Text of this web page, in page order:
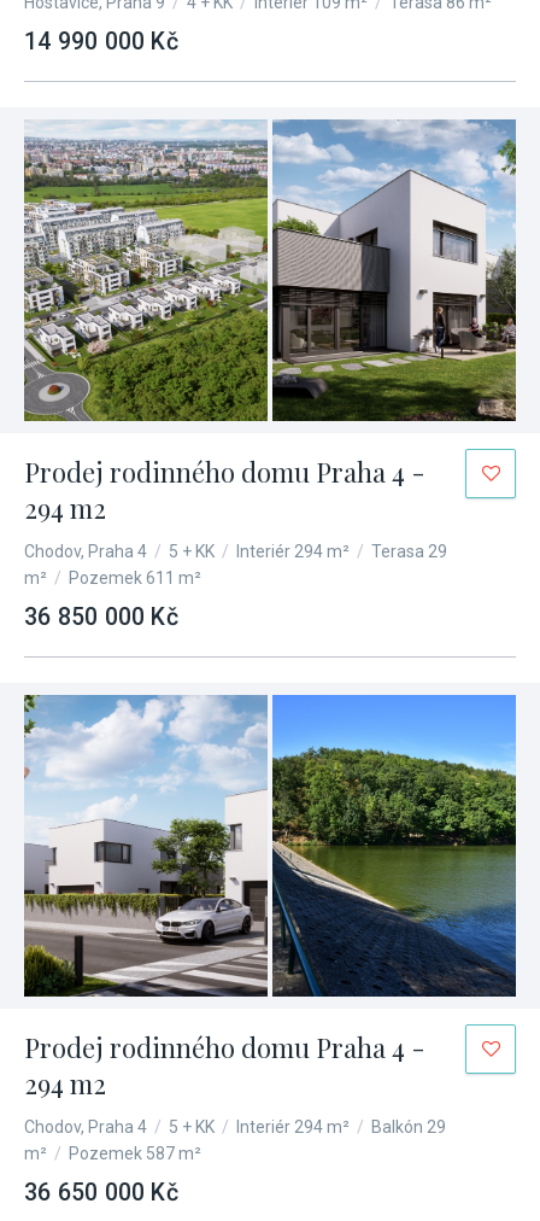
14 990 000 Kč
Prodej rodinného domu Praha 4 -
294 m2
Chodov, Praha 4 / 5 + KK / Interiér 294 m² / Terasa 29
m² / Pozemek 611 m²
36 850 000 Kč
Prodej rodinného domu Praha 4 -
294 m2
Chodov, Praha 4 / 5 + KK / Interiér 294 m² / Balkón 29
m² / Pozemek 587 m²
36 650 000 Kč